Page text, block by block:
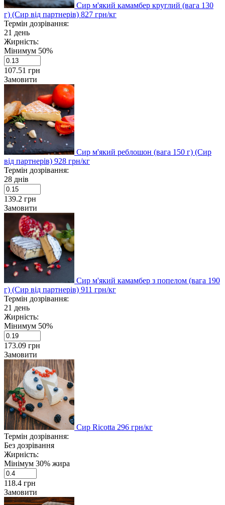
Сир м'який камамбер круглий (вага 130
г) (Сир від партнерів) 827 грн/кг
Термін дозрівання:
21 день
Жирність:
Мінимум 50%
107.51 грн
Замовити
Сир м'який реблошон (вага 150 г) (Сир
від партнерів) 928 грн/кг
Термін дозрівання:
28 днів
139.2 грн
Замовити
Сир м'який камамбер з попелом (вага 190
г) (Сир від партнерів) 911 грн/кг
Термін дозрівання:
21 день
Жирність:
Мінимум 50%
173.09 грн
Замовити
Сир Ricotta 296 грн/кг
Термін дозрівання:
Без дозрівання
Жирність:
Мінімум 30% жира
118.4 грн
Замовити